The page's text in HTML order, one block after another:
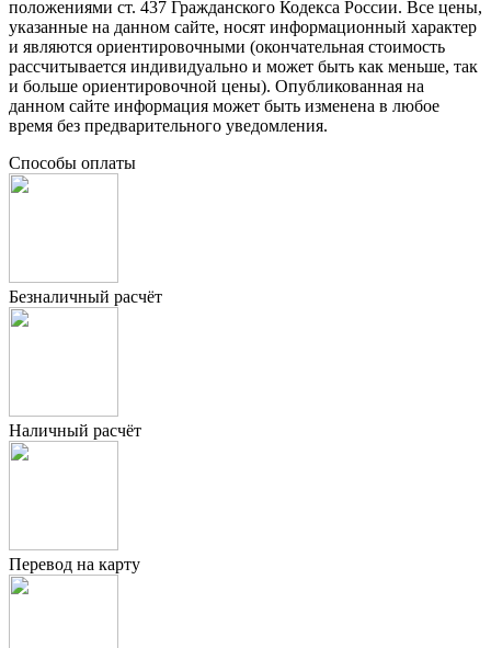
положениями ст. 437 Гражданского Кодекса России. Все цены,
указанные на данном сайте, носят информационный характер
и являются ориентировочными (окончательная стоимость
рассчитывается индивидуально и может быть как меньше, так
и больше ориентировочной цены). Опубликованная на
данном сайте информация может быть изменена в любое
время без предварительного уведомления.
Способы оплаты
Безналичный расчёт
Наличный расчёт
Перевод на карту